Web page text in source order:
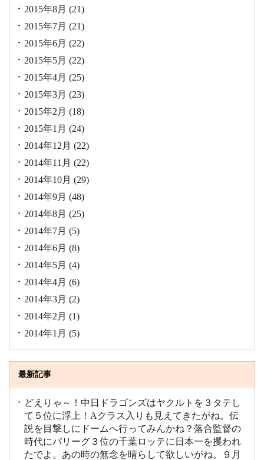
2015年8月 (21)
2015年7月 (21)
2015年6月 (22)
2015年5月 (22)
2015年4月 (25)
2015年3月 (23)
2015年2月 (18)
2015年1月 (24)
2014年12月 (22)
2014年11月 (22)
2014年10月 (29)
2014年9月 (48)
2014年8月 (25)
2014年7月 (5)
2014年6月 (8)
2014年5月 (4)
2014年4月 (6)
2014年3月 (2)
2014年2月 (1)
2014年1月 (5)
最新記事
どえりゃ～！中日ドラゴンズはヤクルトを３タテし
て５位に浮上！Aクラス入りも見えてきたがね。伝
説を目撃しにドームへ行ってみんかね？落合監督の
時代にパリーグ３位の千葉ロッテに日本一を攫われ
たでよ。あの時の無念を晴らして欲しいがね。９月